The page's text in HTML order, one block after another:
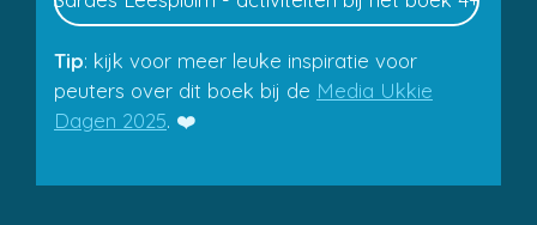
Tip: kijk voor meer leuke inspiratie voor
peuters over dit boek bij de Media Ukkie
Dagen 2025. ❤️